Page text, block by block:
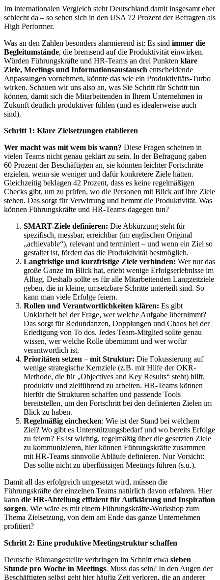
Im internationalen Vergleich steht Deutschland damit insgesamt eher
schlecht da – so sehen sich in den USA 72 Prozent der Befragten als
High Performer.
Was an den Zahlen besonders alarmierend ist: Es sind immer die
Begleitumstände, die bremsend auf die Produktivität einwirken.
Würden Führungskräfte und HR-Teams an drei Punkten klare
Ziele, Meetings und Informationsaustausch entscheidende
Anpassungen vornehmen, könnte das wie ein Produktivitäts-Turbo
wirken. Schauen wir uns also an, was Sie Schritt für Schritt tun
können, damit sich die Mitarbeitenden in Ihrem Unternehmen in
Zukunft deutlich produktiver fühlen (und es idealerweise auch
sind).
Schritt 1: Klare Zielsetzungen etablieren
Wer macht was mit wem bis wann? Diese Fragen scheinen in
vielen Teams nicht genau geklärt zu sein. In der Befragung gaben
60 Prozent der Beschäftigten an, sie könnten leichter Fortschritte
erzielen, wenn sie weniger und dafür konkretere Ziele hätten.
Gleichzeitig beklagen 42 Prozent, dass es keine regelmäßigen
Checks gibt, um zu prüfen, wo die Personen mit Blick auf ihre Ziele
stehen. Das sorgt für Verwirrung und hemmt die Produktivität. Was
können Führungskräfte und HR-Teams dagegen tun?
SMART-Ziele definieren: Die Abkürzung steht für
spezifisch, messbar, erreichbar (im englischen Original
„achievable“), relevant und terminiert – und wenn ein Ziel so
gestaltet ist, fördert das die Produktivität bestmöglich.
Langfristige und kurzfristige Ziele verbinden: Wer nur das
große Ganze im Blick hat, erlebt wenige Erfolgserlebnisse im
Alltag. Deshalb sollte es für alle Mitarbeitenden Langzeitziele
geben, die in kleine, umsetzbare Schritte unterteilt sind. So
kann man viele Erfolge feiern.
Rollen und Verantwortlichkeiten klären: Es gibt
Unklarheit bei der Frage, wer welche Aufgabe übernimmt?
Das sorgt für Redundanzen, Dopplungen und Chaos bei der
Erledigung von To dos. Jedes Team-Mitglied sollte genau
wissen, wer welche Rolle übernimmt und wer wofür
verantwortlich ist.
Prioritäten setzen – mit Struktur: Die Fokussierung auf
wenige strategische Kernziele (z.B. mit Hilfe der OKR-
Methode, die für „Objectives and Key Results“ steht) hilft,
produktiv und zielführend zu arbeiten. HR-Teams können
hierfür die Strukturen schaffen und passende Tools
bereitstellen, um den Fortschritt bei den definierten Zielen im
Blick zu haben.
Regelmäßig einchecken: Wie ist der Stand bei welchem
Ziel? Wo gibt es Unterstützungsbedarf und wo bereits Erfolge
zu feiern? Es ist wichtig, regelmäßig über die gesetzten Ziele
zu kommunizieren, hier können Führungskräfte zusammen
mit HR-Teams sinnvolle Abläufe definieren. Nur Vorsicht:
Das sollte nicht zu überflüssigen Meetings führen (s.u.).
Damit all das erfolgreich umgesetzt wird, müssen die
Führungskräfte der einzelnen Teams natürlich davon erfahren. Hier
kann die HR-Abteilung effizient für Aufklärung und Inspiration
sorgen. Wie wäre es mit einem Führungskräfte-Workshop zum
Thema Zielsetzung, von dem am Ende das ganze Unternehmen
profitiert?
Schritt 2: Eine produktive Meetingstruktur schaffen
Deutsche Büroangestellte verbringen im Schnitt etwa sieben
Stunde pro Woche in Meetings. Muss das sein? In den Augen der
Beschäftigten selbst geht hier häufig Zeit verloren, die an anderer